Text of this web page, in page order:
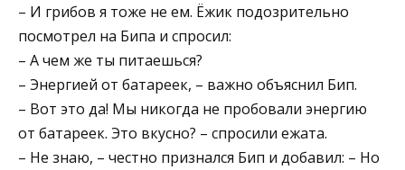
– И грибов я тоже не ем. Ёжик подозрительно
посмотрел на Бипа и спросил:
– А чем же ты питаешься?
– Энергией от батареек, – важно объяснил Бип.
– Вот это да! Мы никогда не пробовали энергию
от батареек. Это вкусно? – спросили ежата.
– Не знаю, – честно признался Бип и добавил: – Но